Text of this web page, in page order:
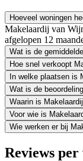
Hoeveel woningen
Makelaardij van
afgelopen 12
Wat is de
Hoe snel verkoopt
In welke plaatsen is
Wat is de
Waarin is
Voor wie is
Wie werken er bij
Reviews